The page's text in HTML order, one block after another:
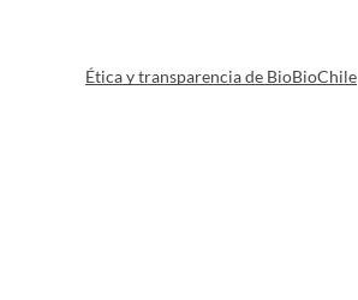
Ética y transparencia de BioBioChile